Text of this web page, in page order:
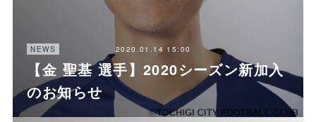
NEWS 2020.01.14 15:00
【金 聖基 選手】2020シーズン新加入
のお知らせ